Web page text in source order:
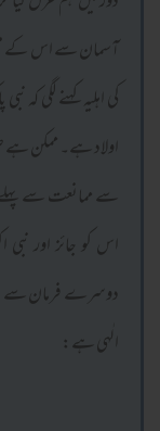
آسمان سے اس کے
کی اہلیہ کہنے لگی
اولاد ہے۔ ممکن
سے ممانعت سے
اس کو جائز
دوسرے فرمان سے
الٰہی ہے: